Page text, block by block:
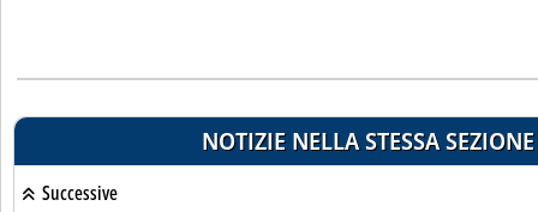
NOTIZIE NELLA STESSA SEZIONE
Successive